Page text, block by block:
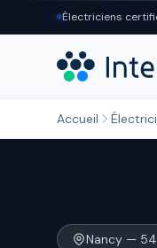
Aller au contenu
Électriciens
Accueil
Nancy — 54